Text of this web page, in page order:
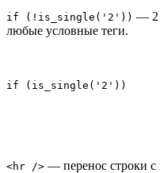
if (!is_single('2')) — 2
любые условные теги.
if (is_single('2'))
<hr /> — перенос строки